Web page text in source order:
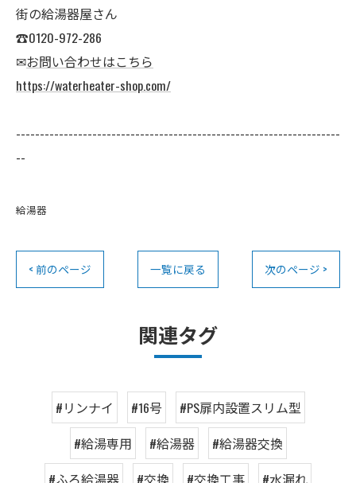
街の給湯器屋さん
☎0120-972-286
✉お問い合わせはこちら
https://waterheater-shop.com/
--------------------------------------------------------------------
--
給湯器
< 前のページ 一覧に戻る 次のページ >
関連タグ
#リンナイ #16号
#PS扉内設置スリム型
#給湯専用
#給湯器
#給湯器交換
#ふろ給湯器
#交換 #交換工事 #水漏れ